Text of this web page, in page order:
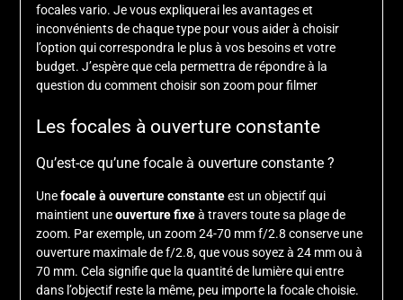
focales vario. Je vous expliquerai les avantages et
inconvénients de chaque type pour vous aider à choisir
l’option qui correspondra le plus à vos besoins et votre
budget. J’espère que cela permettra de répondre à la
question du comment choisir son zoom pour filmer
Les focales à ouverture constante
Qu’est-ce qu’une focale à ouverture constante ?
Unefocale à ouverture constanteest un objectif qui
maintient uneouverture fixeà travers toute sa plage de
zoom. Par exemple, un zoom 24-70 mm f/2.8 conserve une
ouverture maximale de f/2.8, que vous soyez à 24 mm ou à
70 mm. Cela signifie que la quantité de lumière qui entre
dans l’objectif reste la même, peu importe la focale choisie.